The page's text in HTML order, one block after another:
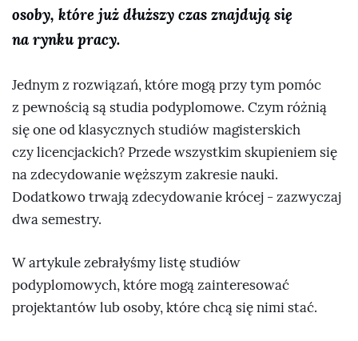
osoby, które już dłuższy czas znajdują się
na rynku pracy.
Jednym z rozwiązań, które mogą przy tym pomóc
z pewnością są studia podyplomowe. Czym różnią
się one od klasycznych studiów magisterskich
czy licencjackich? Przede wszystkim skupieniem się
na zdecydowanie węższym zakresie nauki.
Dodatkowo trwają zdecydowanie krócej - zazwyczaj
dwa semestry.
W artykule zebrałyśmy listę studiów
podyplomowych, które mogą zainteresować
projektantów lub osoby, które chcą się nimi stać.